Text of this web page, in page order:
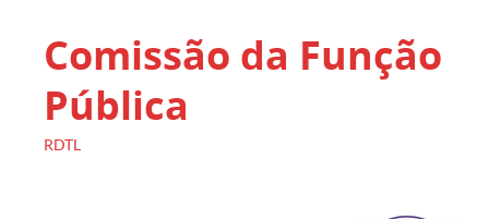
Comissão da Função
Pública
RDTL